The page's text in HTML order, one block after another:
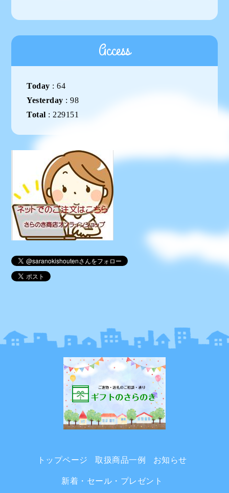
Access
Today :64
Yesterday :98
Total : 229151
トップページ 取扱商品一例 お知らせ
新着・セール・プレゼント